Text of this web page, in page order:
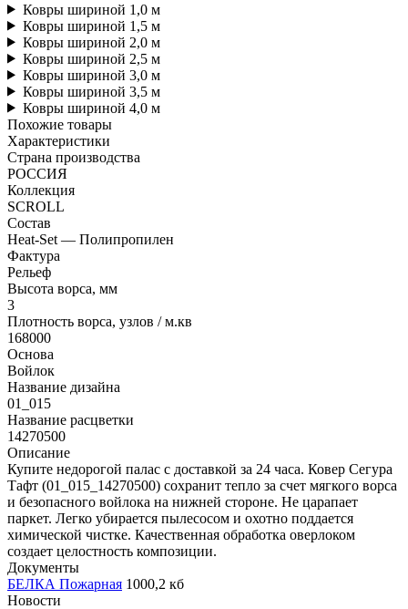
Ковры шириной 1,0 м
Ковры шириной 1,5 м
Ковры шириной 2,0 м
Ковры шириной 2,5 м
Ковры шириной 3,0 м
Ковры шириной 3,5 м
Ковры шириной 4,0 м
Похожие товары
Характеристики
Страна производства
РОССИЯ
Коллекция
SCROLL
Состав
Heat-Set — Полипропилен
Фактура
Рельеф
Высота ворса, мм
3
Плотность ворса, узлов / м.кв
168000
Основа
Войлок
Название дизайна
01_015
Название расцветки
14270500
Описание
Купите недорогой палас с доставкой за 24 часа. Ковер Сегура
Тафт (01_015_14270500) сохранит тепло за счет мягкого ворса
и безопасного войлока на нижней стороне. Не царапает
паркет. Легко убирается пылесосом и охотно поддается
химической чистке. Качественная обработка оверлоком
создает целостность композиции.
Документы
БЕЛКА Пожарная 1000,2 кб
Новости